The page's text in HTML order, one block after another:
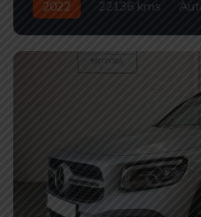
2022 22136 kms